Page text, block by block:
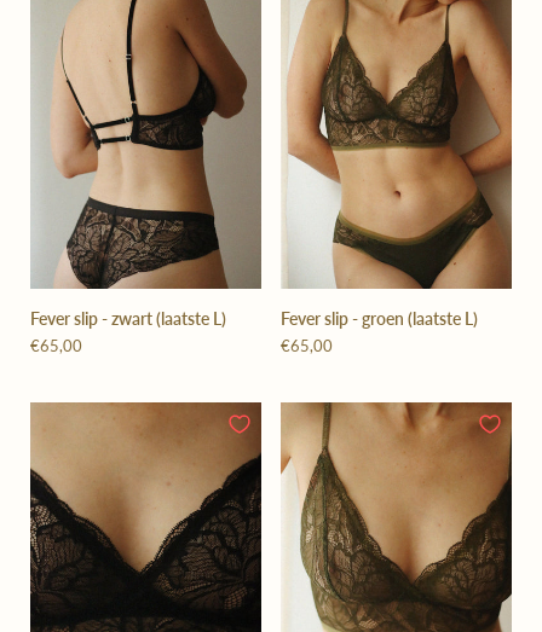
Fever slip - zwart (laatste L)
€65,00
Fever slip - groen (laatste L)
€65,00